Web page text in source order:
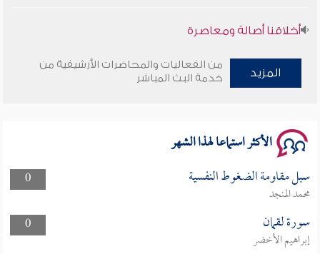
أخلاقنا أصالة ومعاصرة
وأمنهم من خوف 9
المزيد
من الفعاليات والمحاضرات الأرشيفية من
خدمة البث المباشر
الأكثر استماعا لهذا الشهر
0 سبل مقاومة الضغوط النفسية
محمد المنجد
0
سورة لقمان
إبراهيم الأخضر